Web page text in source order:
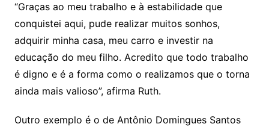
“Graças ao meu trabalho e à estabilidade que
conquistei aqui, pude realizar muitos sonhos,
adquirir minha casa, meu carro e investir na
educação do meu filho. Acredito que todo trabalho
é digno e é a forma como o realizamos que o torna
ainda mais valioso”, afirma Ruth.
Outro exemplo é o de Antônio Domingues Santos